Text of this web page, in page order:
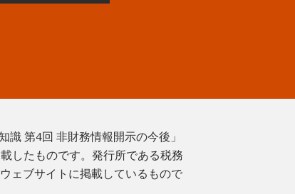
第4回 非財務情報開示の今後」
したものです。発行所である税務
ェブサイトに掲載しているもので